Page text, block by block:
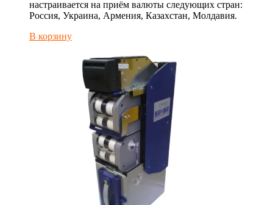
настраивается на приём валюты следующих стран:
Россия, Украина, Армения, Казахстан, Молдавия.
В корзину